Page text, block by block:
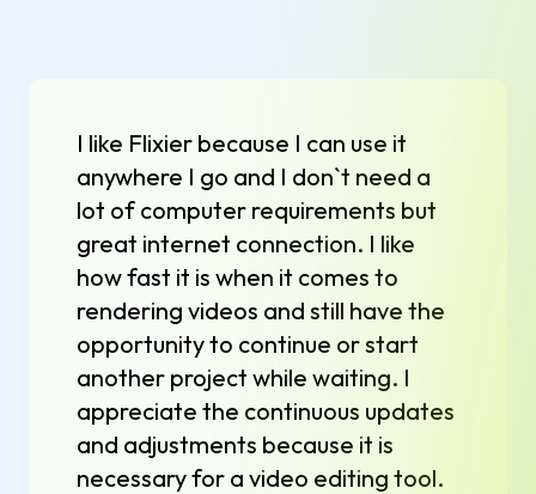
I like Flixier because I can use it
anywhere I go and I don`t need a
lot of computer requirements but
great internet connection. I like
how fast it is when it comes to
rendering videos and still have the
opportunity to continue or start
another project while waiting. I
appreciate the continuous updates
and adjustments because it is
necessary for a video editing tool.